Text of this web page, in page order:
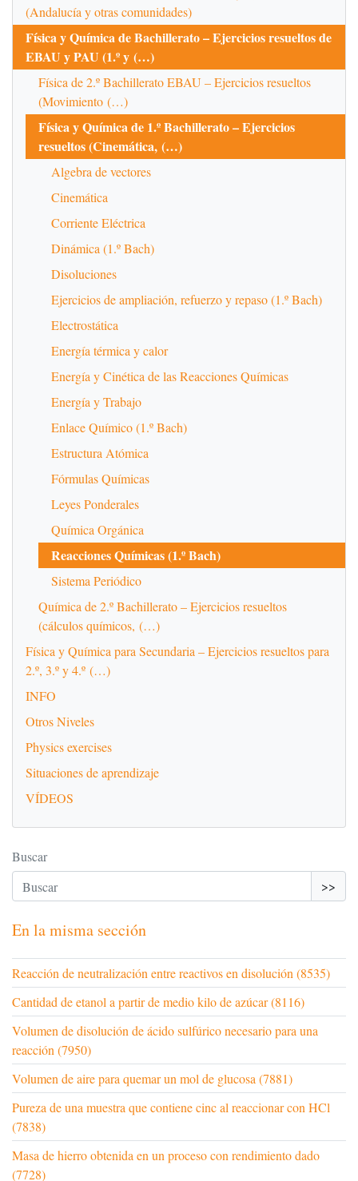
(Andalucía y otras comunidades)
Física y Química de Bachillerato – Ejercicios resueltos de
EBAU y PAU (1.º y (…)
Física de 2.º Bachillerato EBAU – Ejercicios resueltos
(Movimiento (…)
Física y Química de 1.º Bachillerato – Ejercicios
resueltos (Cinemática, (…)
Algebra de vectores
Cinemática
Corriente Eléctrica
Dinámica (1.º Bach)
Disoluciones
Ejercicios de ampliación, refuerzo y repaso (1.º Bach)
Electrostática
Energía térmica y calor
Energía y Cinética de las Reacciones Químicas
Energía y Trabajo
Enlace Químico (1.º Bach)
Estructura Atómica
Fórmulas Químicas
Leyes Ponderales
Química Orgánica
Reacciones Químicas (1.º Bach)
Sistema Periódico
Química de 2.º Bachillerato – Ejercicios resueltos
(cálculos químicos, (…)
Física y Química para Secundaria – Ejercicios resueltos para
2.º, 3.º y 4.º (…)
INFO
Otros Niveles
Physics exercises
Situaciones de aprendizaje
VÍDEOS
Buscar
>>
En la misma sección
Reacción de neutralización entre reactivos en disolución (8535)
Cantidad de etanol a partir de medio kilo de azúcar (8116)
Volumen de disolución de ácido sulfúrico necesario para una
reacción (7950)
Volumen de aire para quemar un mol de glucosa (7881)
Pureza de una muestra que contiene cinc al reaccionar con HCl
(7838)
Masa de hierro obtenida en un proceso con rendimiento dado
(7728)